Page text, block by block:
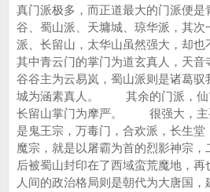
真门派极多，而正道最大的门派便是
谷、蜀山派、天墉城、琼华派，其次
派、长留山，太华山虽然强大，
其中青云门的掌门为道玄真人，天音
谷谷主为云易岚，蜀山派则是诸葛
城为涵素真人。 其余的门派，仙
长留山掌门为摩严。 很强大，主
是鬼王宗，万毒门，合欢派，长
魔宗，就是以屠霸为首的烈影神宗
后被蜀山封印在了西域蛮荒魔地
人间的政治格局则是朝代为大唐国